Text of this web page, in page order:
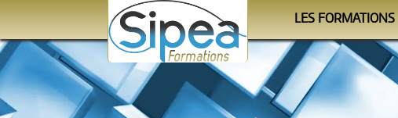
LES FORMATIONS
Le calendrier
Les programmes
Les organismes